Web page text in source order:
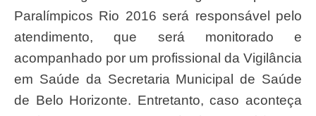
Paralímpicos Rio 2016 será responsável pelo
atendimento, que será monitorado e
acompanhado por um profissional da Vigilância
em Saúde da Secretaria Municipal de Saúde
de Belo Horizonte. Entretanto, caso aconteça